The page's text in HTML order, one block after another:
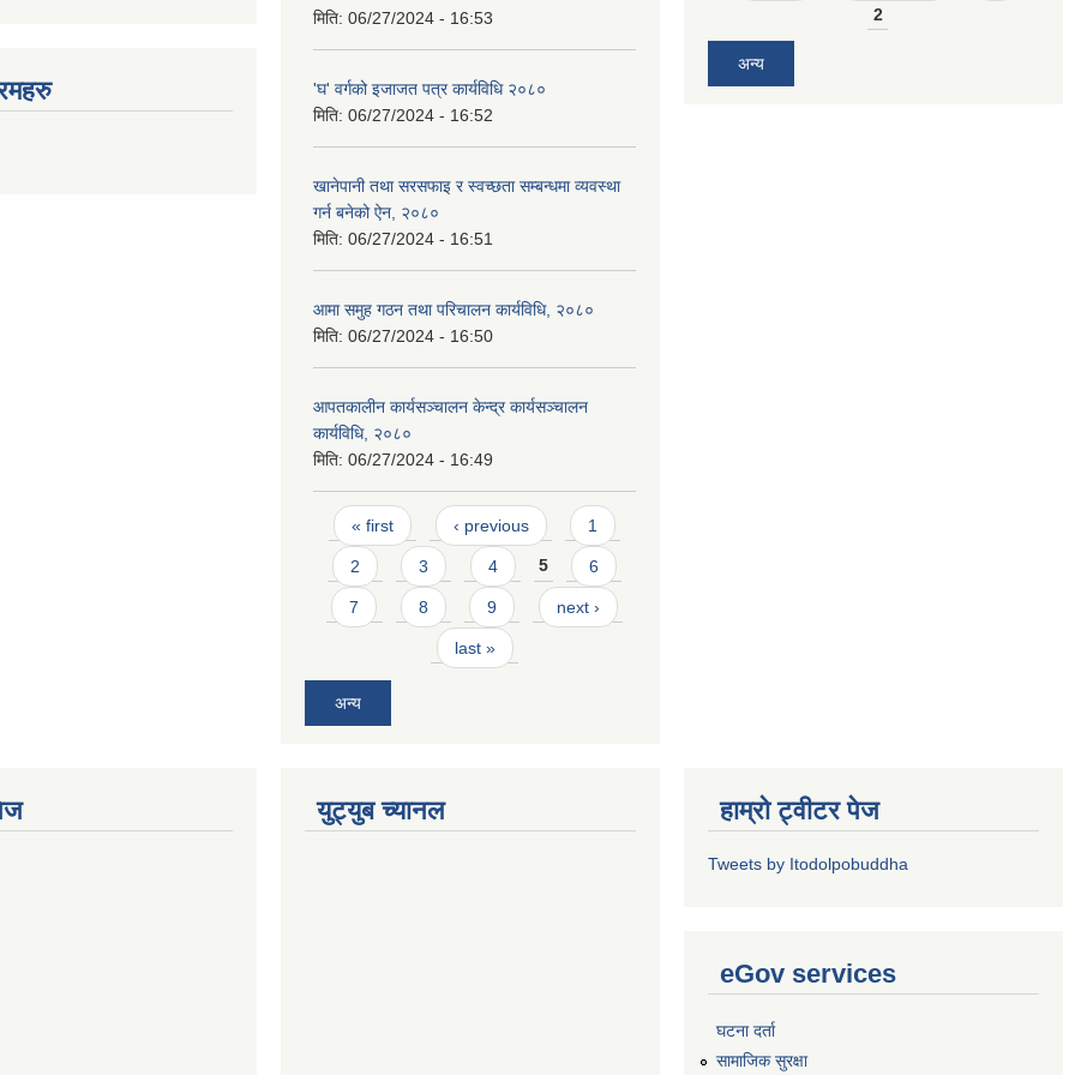
मिति: 06/27/2024 - 16:53
'घ' वर्गको इजाजत पत्र कार्यविधि २०८०
मिति: 06/27/2024 - 16:52
खानेपानी तथा सरसफाइ र स्वच्छता सम्बन्धमा व्यवस्था
गर्न बनेको ऐन, २०८०
मिति: 06/27/2024 - 16:51
आमा समुह गठन तथा परिचालन कार्यविधि, २०८०
मिति: 06/27/2024 - 16:50
आपतकालीन कार्यसञ्चालन केन्द्र कार्यसञ्चालन
कार्यविधि, २०८०
मिति: 06/27/2024 - 16:49
Pages
« first ‹ previous 1
2 3 4 5 6
7 8 9 next ›
last »
अन्य
2
अन्य
युट्युब च्यानल हाम्रो ट्वीटर पेज
Tweets by Itodolpobuddha
eGov services
घटना दर्ता
सामाजिक सुरक्षा